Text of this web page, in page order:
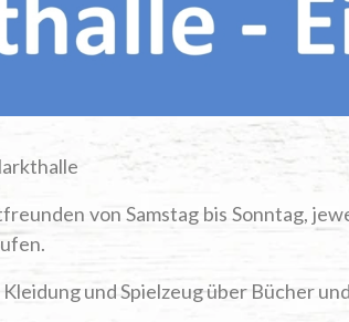
von Sams­tag bis Sonn­tag,
und Spiel­zeug über Bücher